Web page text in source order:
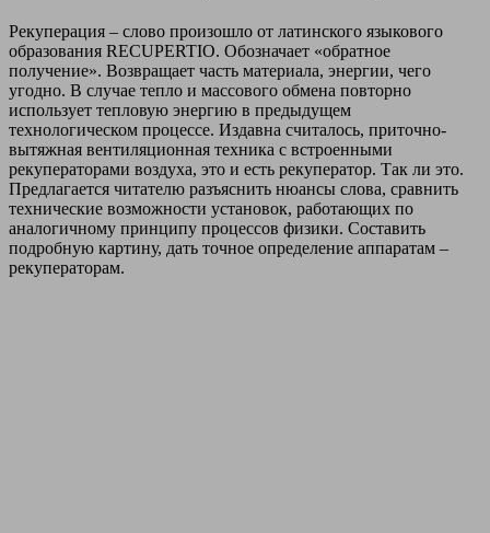
Рекуперация – слово произошло от латинского языкового
образования RECUPERTIO. Обозначает «обратное
получение». Возвращает часть материала, энергии, чего
угодно. В случае тепло и массового обмена повторно
использует тепловую энергию в предыдущем
технологическом процессе. Издавна считалось, приточно-
вытяжная вентиляционная техника с встроенными
рекуператорами воздуха, это и есть рекуператор. Так ли это.
Предлагается читателю разъяснить нюансы слова, сравнить
технические возможности установок, работающих по
аналогичному принципу процессов физики. Составить
подробную картину, дать точное определение аппаратам –
рекуператорам.